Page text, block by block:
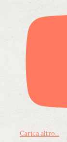
Carica altro...